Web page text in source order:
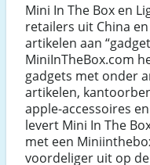
Mini In The Box en
retailers uit China
artikelen aan
MiniInTheBox.com
gadgets met onder
artikelen,
apple-accessoires
levert Mini In The
met een
voordeliger uit op